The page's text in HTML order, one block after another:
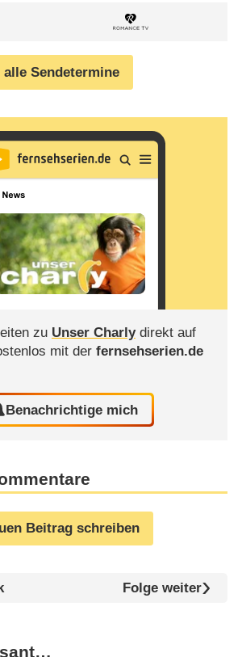
alle Sendetermine
zu Unser Charlydirekt auf
mit der fernsehserien.de
Benachrichtige mich
Beitrag schreiben
Folge weiter